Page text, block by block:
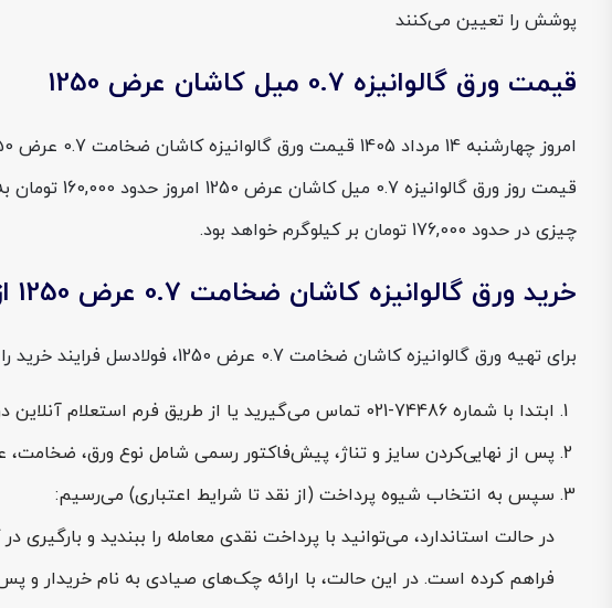
پوشش را تعیین می‌کنند
قیمت ورق گالوانیزه 0.7 میل کاشان عرض 1250
چیزی در حدود 176,000 تومان بر کیلوگرم خواهد بود.
خرید ورق گالوانیزه کاشان ضخامت 0.7 عرض 1250 از فولادسل
برای تهیه ورق گالوانیزه کاشان ضخامت 0.7 عرض 1250، فولادسل فرایند خرید را طوری طراحی کرده که هم استعلام قیمت و موجودی شفاف باشد، هم از نظر روش پرداخت، دست خریدار باز بماند:
ابتدا با شماره 74486-021 تماس می‌گیرید یا از طریق فرم استعلام آنلاین در سایت فولادسل درخواست خود را ثبت می‌کنید.
پس از نهایی‌کردن سایز و تناژ، پیش‌فاکتور رسمی شامل نوع ورق، ضخامت، عرض، وزن تقریبی، نرخ واحد،
سپس به انتخاب شیوه پرداخت (از نقد تا شرایط اعتباری) می‌رسیم:
در حالت استاندارد، می‌توانید با پرداخت نقدی معامله را ببندید و بارگیری
فراهم کرده است. در این حالت، با ارائه چک‌های صیادی به نام خریدار و